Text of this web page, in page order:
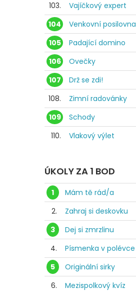
103.
Vajíčkový expert
104
Venkovní posilovna
105
Padající domino
106
Ovečky
107
Drž se zdi!
108.
Zimní radovánky
109
Schody
110.
Vlakový výlet
ÚKOLY ZA 1 BOD
1
Mám tě rád/a
2.
Zahraj si deskovku
3
Dej si zmrzlinu
4.
Písmenka v polévce
5
Originální sirky
6.
Mezispolkový kvíz